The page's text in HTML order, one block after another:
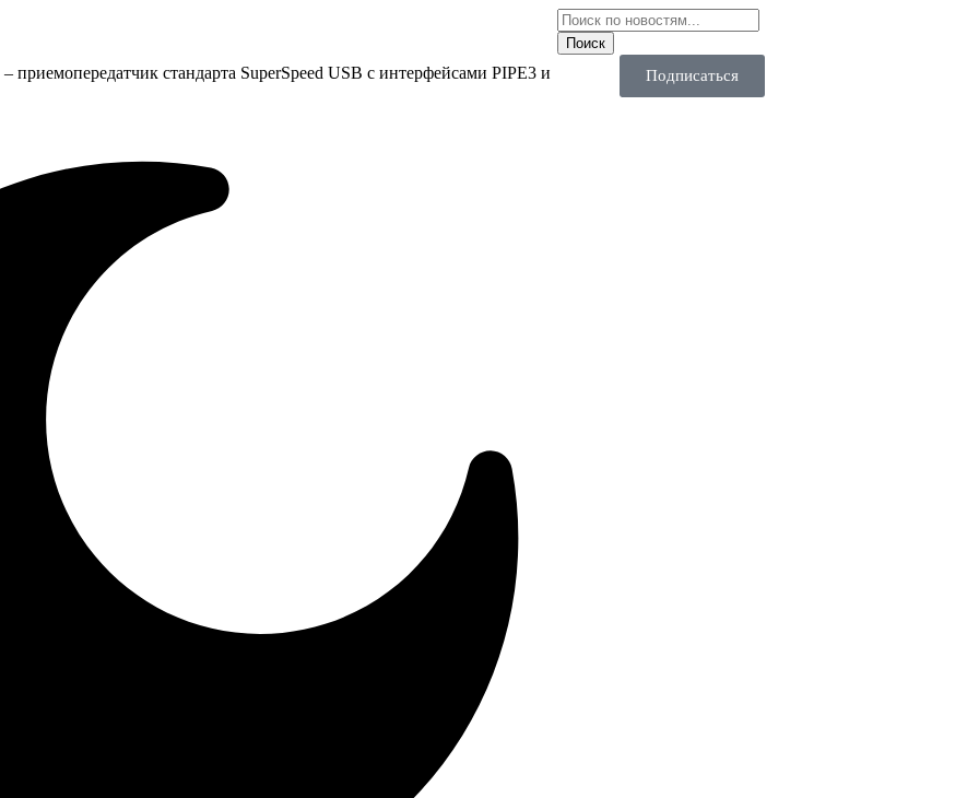
приемопередатчик стандарта SuperSpeed USB с интерфейсами PIPE3 и Подписаться